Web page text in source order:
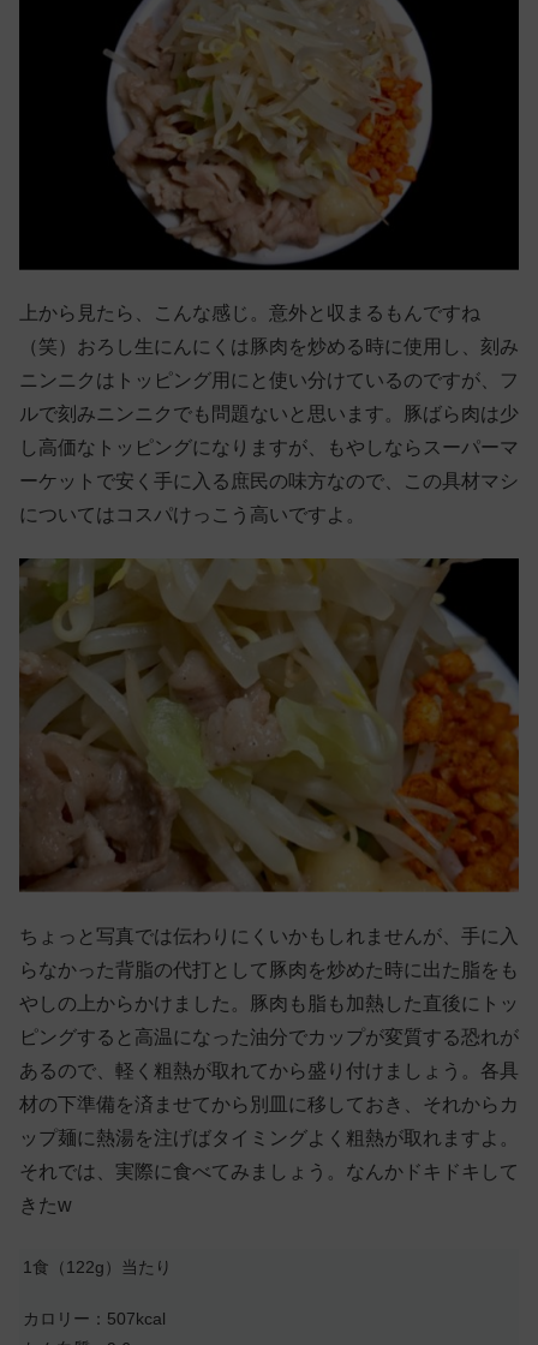
上から見たら、こんな感じ。意外と収まるもんですね
（笑）おろし生にんにくは豚肉を炒める時に使用し、刻み
ニンニクはトッピング用にと使い分けているのですが、フ
ルで刻みニンニクでも問題ないと思います。豚ばら肉は少
し高価なトッピングになりますが、もやしならスーパーマ
ーケットで安く手に入る庶民の味方なので、この具材マシ
についてはコスパけっこう高いですよ。
ちょっと写真では伝わりにくいかもしれませんが、手に入
らなかった背脂の代打として豚肉を炒めた時に出た脂をも
やしの上からかけました。豚肉も脂も加熱した直後にトッ
ピングすると高温になった油分でカップが変質する恐れが
あるので、軽く粗熱が取れてから盛り付けましょう。各具
材の下準備を済ませてから別皿に移しておき、それからカ
ップ麺に熱湯を注げばタイミングよく粗熱が取れますよ。
それでは、実際に食べてみましょう。なんかドキドキして
きたw
1食（122g）当たり
カロリー：507kcal